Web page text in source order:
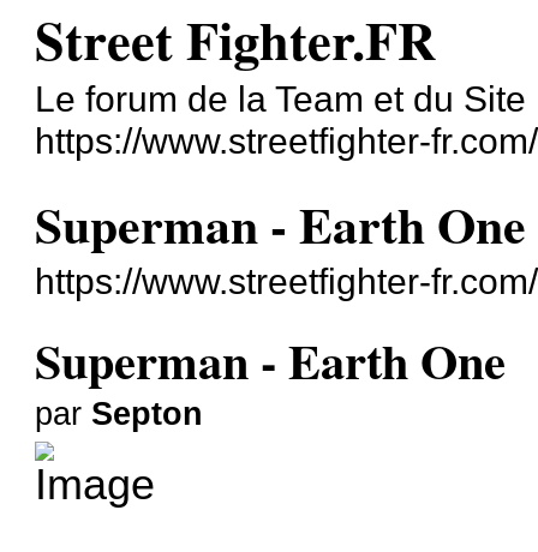
Street Fighter.FR
Le forum de la Team et du Site
https://www.streetfighter-
Superman - Earth One
https://www.streetfighter-
Superman - Earth One
par Septon